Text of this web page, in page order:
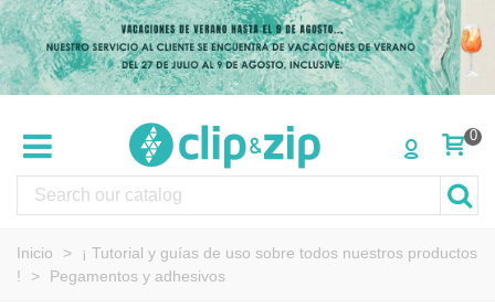
0
Inicio >
¡ Tutorial y guías de uso sobre todos nuestros productos
!
> Pegamentos y adhesivos